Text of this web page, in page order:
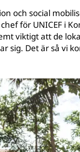
och social
för UNICEF i
viktigt att de
sig. Det är så vi